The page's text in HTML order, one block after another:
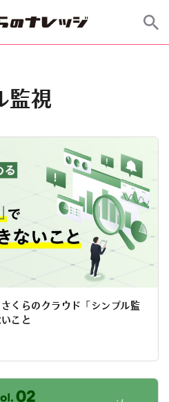
監視
くらのクラウド「シンプル監
こと